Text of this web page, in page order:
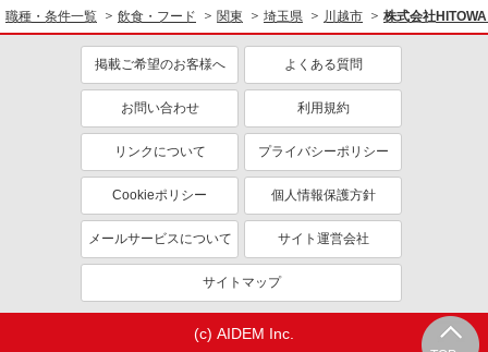
研修制度あり
社員登用あり
同じ職種から求人を探す
飲食・フード
調理・調理補助・調理師
同じ特徴から求人を探す
社宅・寮あり
ミドル（40代～）活躍中
交通費支給
社会保険あり
まかない・食事補助
社員登用あり
職種・条件一覧 飲食・フード 関東 埼玉県 川越市 株式会社
掲載ご希望のお客様へ よくある質問
お問い合わせ 利用規約
リンクについて プライバシーポリシー
Cookieポリシー 個人情報保護方針
メールサービスについて サイト運営会社
サイトマップ
(c) AIDEM Inc.